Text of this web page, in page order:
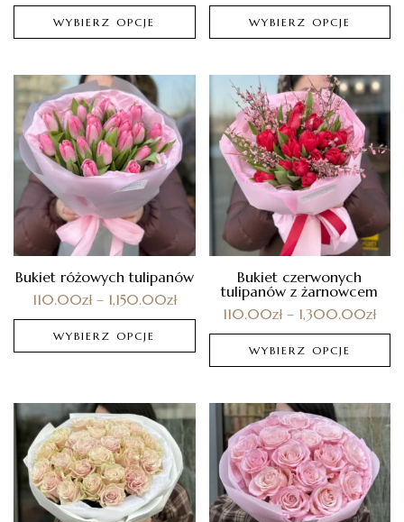
WYBIERZ OPCJE WYBIERZ OPCJE
Bukiet różowych tulipanów
110.00zł– 1,150.00zł
WYBIERZ OPCJE
Bukiet czerwonych
tulipanów z żarnowcem
110.00zł – 1,300.00zł
WYBIERZ OPCJE